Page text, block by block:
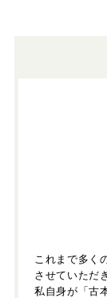
これまで多く
させていただ
私自身が「古